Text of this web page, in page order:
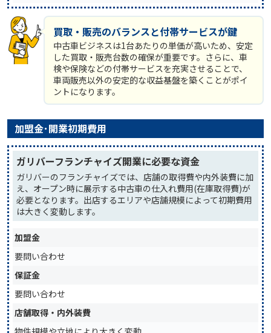
買取・販売のバランスと付帯サービスが鍵
中古車ビジネスは1台あたりの単価が高いため、安定
した買取・販売台数の確保が重要です。さらに、車
検や保険などの付帯サービスを充実させることで、
車両販売以外の安定的な収益基盤を築くことがポイ
ントになります。
加盟金･開業初期費用
ガリバーフランチャイズ開業に必要な資金
ガリバーのフランチャイズでは、店舗の取得費や内外装費に加
え、オープン時に展示する中古車の仕入れ費用(在庫取得費)が
必要となります。出店するエリアや店舗規模によって初期費用
は大きく変動します。
加盟金
要問い合わせ
保証金
要問い合わせ
店舗取得・内外装費